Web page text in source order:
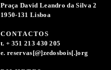
Praça David Leandro da Silva 2
1950-131 Lisboa
CONTACTOS
t. + 351 213 430 205
e. reservas[@]zedosbois[.]org